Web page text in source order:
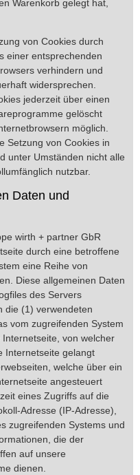
Warenkorb gelegt hat,
von Cookies durch
einer entsprechenden
verhindern und
widersprechen.
jederzeit über einen
gelöscht
möglich.
Setzung von Cookies in
unter Umständen nicht alle
nutzbar.
Daten und
wirth + partner GbR
durch eine betroffene
eine Reihe von
Diese allgemeinen Daten
des Servers
die (1) verwendeten
vom zugreifenden System
von welcher
Internetseite gelangt
welche über ein
angesteuert
eines Zugriffs auf die
Adresse (IP-Adresse),
zugreifenden Systems und
die der
auf unsere
dienen.